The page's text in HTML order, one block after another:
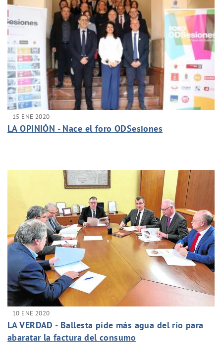
15 ENE 2020
LA OPINIÓN - Nace el foro ODSesiones
10 ENE 2020
LA VERDAD - Ballesta pide más agua del río para
abaratar la factura del consumo